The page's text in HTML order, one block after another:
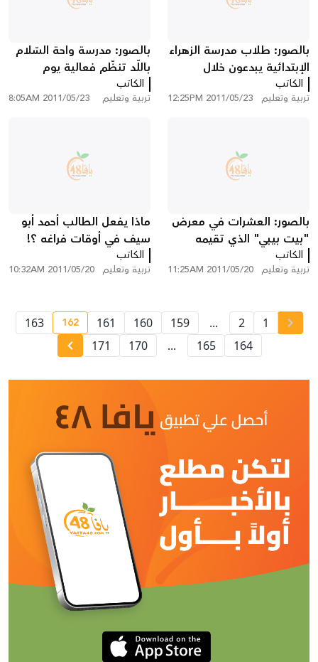
بالصور: طلاب مدرسة الزهراء
الإبتدائية يبدعون خلال
مشروع "مسيرة الكتاب"
الكاتب
تربية وتعليم 2011/05/23 12:25PM
بالصور: مدرسة واحة السّلام
باللّد تنظّم فعالية يوم
التّسوق
الكاتب
تربية وتعليم 2011/05/23 8:05AM
بالصور: العشرات في معرض
"بيت بيبي" الذي تقيمه
مدرسة يافا الديمقراطية
للعلوم والتكنولوجيا
الكاتب
تربية وتعليم 2011/05/20 11:25AM
ماذا يفعل الطالب أحمد أبو
سيف في أوقات فراغه ؟!
الكاتب
تربية وتعليم 2011/05/20 10:32AM
1
2
...
159
160
161
page number162
163
164
165
...
170
171